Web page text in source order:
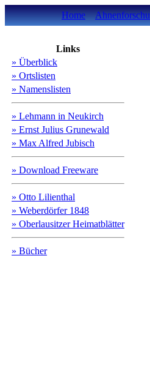
Home
Links
» Überblick
» Ortslisten
» Namenslisten
» Lehmann in Neukirch
» Ernst Julius Grunewald
» Max Alfred Jubisch
» Download Freeware
» Otto Lilienthal
» Weberdörfer 1848
» Oberlausitzer Heimatblätter
» Bücher